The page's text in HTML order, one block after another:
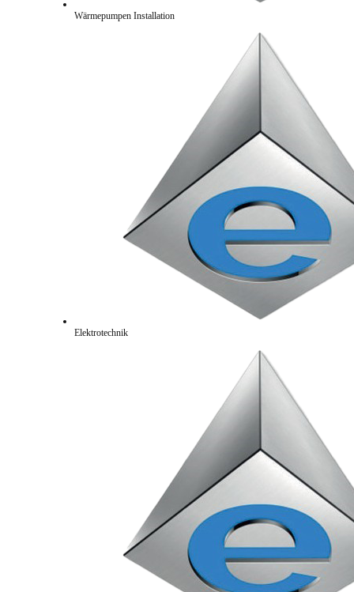
Wärmepumpen Installation
Elektrotechnik